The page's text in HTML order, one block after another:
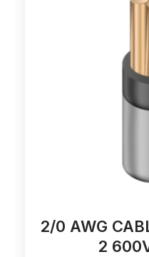
2/0 AWG
2